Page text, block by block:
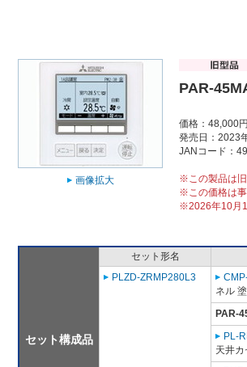
画像拡大
PAR-
価格：48,000
発売日：2023
JANコード：
※この製品は
※この価格は
※2026年10月
セット構成品
セット形名
PLZD-ZRMP280L3
ネル
PAR-
PL-
天井カ